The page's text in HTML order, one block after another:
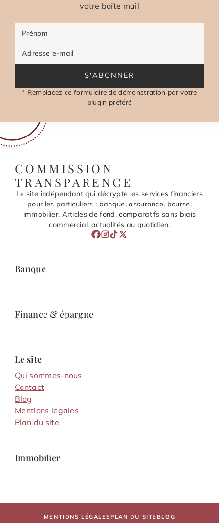
votre boîte mail
Prénom
Adresse e-mail
S'ABONNER
* Remplacez ce formulaire de démonstration par votre
plugin préféré
COMMISSION
TRANSPARENCE
Le site indépendant qui décrypte les services financiers
pour les particuliers : banque, assurance, bourse,
immobilier. Articles de fond, comparatifs sans biais
commercial, actualités au quotidien.
Banque
Finance & épargne
Le site
Qui sommes-nous
Contact
Blog
Mentions légales
Plan du site
Immobilier
MENTIONS LÉGALES PLAN DU SITE BLOG